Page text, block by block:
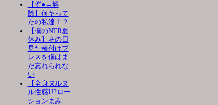
【催●→解
除】何ヤって
たの私達！？
【僕のNTR夏
休み】あの日
見た種付けプ
レスを僕はま
だ忘れられな
い
【全身ヌルヌ
ル性感UPロー
ションまみ